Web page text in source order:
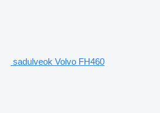
sadulveok Volvo FH460